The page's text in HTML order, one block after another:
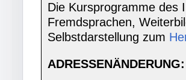
Die Kursprogramme des
Fremdsprachen,
Selbstdarstellung zum
ADRESSENÄNDERUNG: